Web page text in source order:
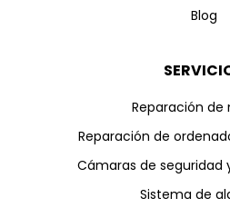
Blog
Reparación de
Reparación de
Cámaras de seguridad
Sistema de